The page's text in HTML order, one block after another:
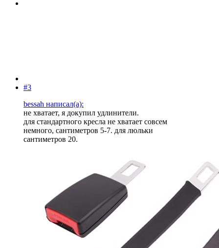
#3
bessah написал(а):
не хватает, я докупил удлинители.
для стандартного кресла не хватает совсем
немного, сантиметров 5-7. для люльки
сантиметров 20.